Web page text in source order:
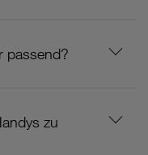
passend?
zu